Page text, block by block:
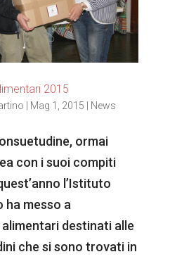
2015
Mag 1, 2015 News
ormai
con i suoi compiti
l’Istituto
ha messo a
destinati alle
che si sono trovati in